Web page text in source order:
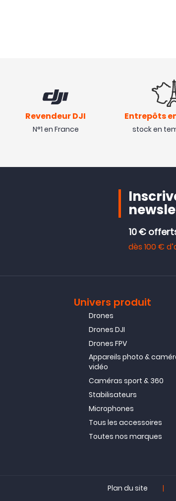
Revendeur DJI
N°1 en France
Entrepôts
stock en
10 €
dès 100 €
Univers produit
Drones
Drones DJI
Drones FPV
Appareils photo &
vidéo
Caméras sport & 360
Stabilisateurs
Microphones
Tous les accessoires
Toutes nos marques
Plan du site |